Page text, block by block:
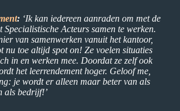
:‘Ik kan iedereen aanraden om met de
Specialistische Acteurs samen te werken.
van samenwerken vanuit het kantoor,
nu toe altijd spot on! Ze voelen situaties
in en werken mee. Doordat ze zelf ook
het leerrendement hoger. Geloof me,
je wordt er alleen maar beter van als
als bedrijf!’